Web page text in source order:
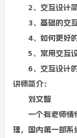
2、交互设计
3、基础的交
4、如何更好的
5、常用交互设
6、交互设计的
讲师简介：
刘文智
一个有老师情
理，国内第一部系